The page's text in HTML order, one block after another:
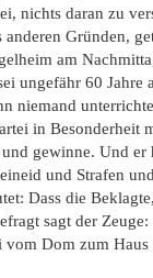
nichts daran zu
Gründen,
am
ungefähr 60
in Besonderheit
gewinne. Und
und Strafen
Dass die
sagt der
Dom zum